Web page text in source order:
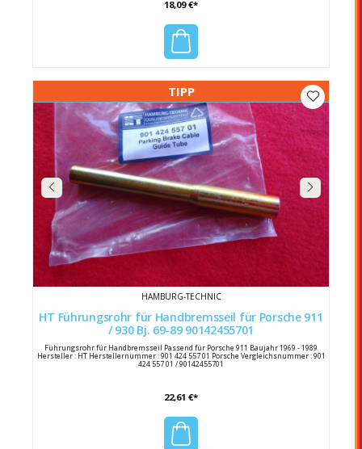
18,09 €*
TIPP
HAMBURG-TECHNIC
HT Führungsrohr für Handbremsseil für Porsche 911
/ 930 Bj. 69-89 90142455701
Führungsrohr für Handbremsseil Passend für Porsche 911 Baujahr 1969 - 1989
Hersteller : HT Herstellernummer : 901 424 557 01 Porsche Vergleichsnummer : 901
424 557 01 / 90142455701
22,61 €*